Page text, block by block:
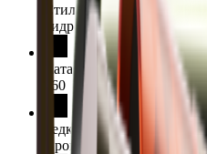
Стиль отделки
Гидрография
Каталог отделки
160
Редкость
Промышленное